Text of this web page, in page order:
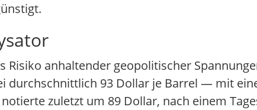
anhaltender geopolitischer
durchschnittlich 93 Dollar je Barrel — mit
zuletzt um 89 Dollar, nach einem